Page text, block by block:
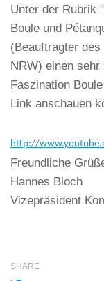
Unter der Rubrik
Boule und
(Beauftragter
NRW) einen
Faszination
Link anschauen
http://
Freundliche
Hannes Bloch
Vizepräsident
SHARE